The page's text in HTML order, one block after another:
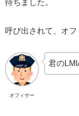
待ちました。
呼び出されて、オフ
オフィサー
君の